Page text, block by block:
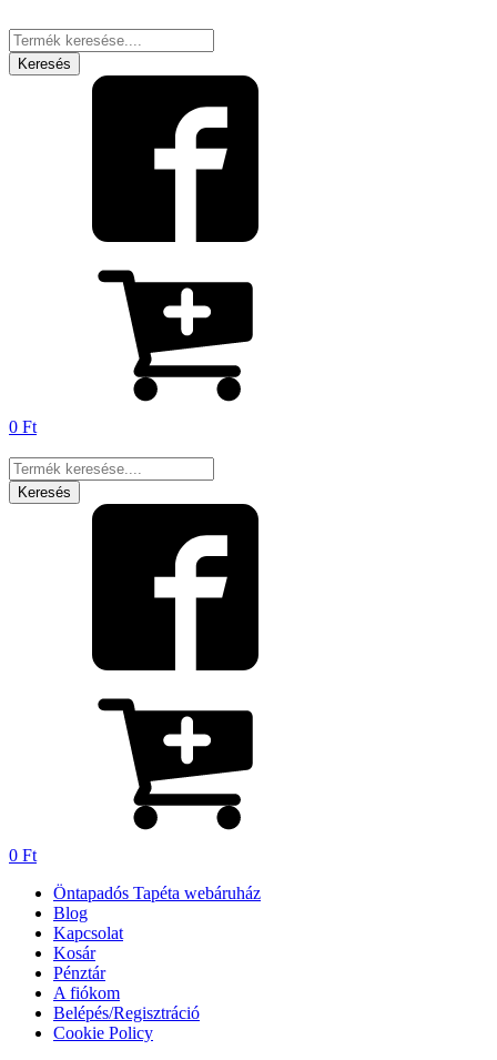
Products
search
Keresés
0 Ft
Products
search
Keresés
0 Ft
Öntapadós Tapéta webáruház
Blog
Kapcsolat
Kosár
Pénztár
A fiókom
Belépés/Regisztráció
Cookie Policy